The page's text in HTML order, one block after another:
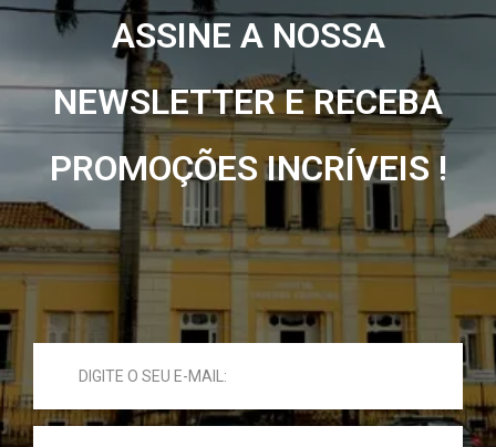
ASSINE A NOSSA
NEWSLETTER E RECEBA
PROMOÇÕES INCRÍVEIS !